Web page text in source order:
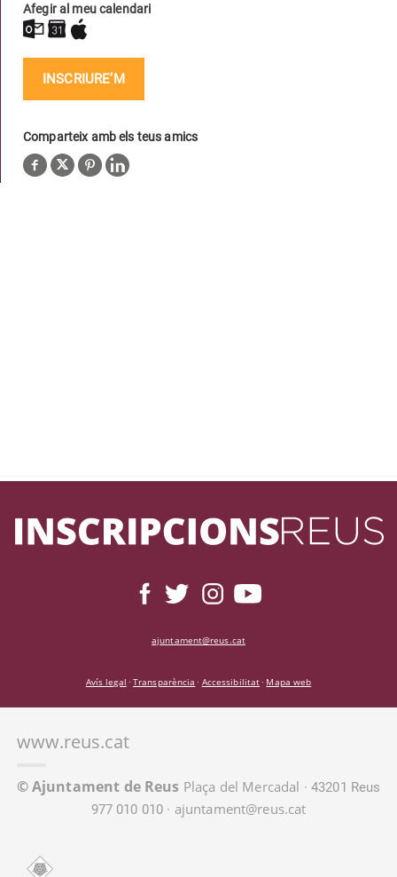
Afegir al meu calendari
INSCRIURE’M
Comparteix amb els teus amics
ajuntament@reus.cat
Avís legal ·Transparència · Accessibilitat· Mapa web
www.reus.cat
© Ajuntament de Reus Plaça del Mercadal · 43201 Reus
977 010 010 · ajuntament@reus.cat